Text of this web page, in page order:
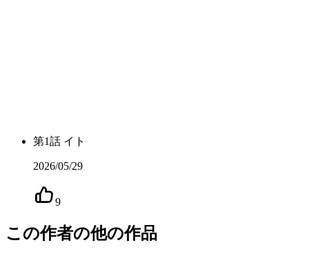
第1話 イト
2026/05/29
9
この作者の他の作品